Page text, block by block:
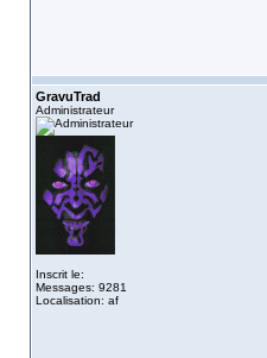
GravuTrad
Administrateur
Inscrit le:
Messages: 9281
Localisation: af